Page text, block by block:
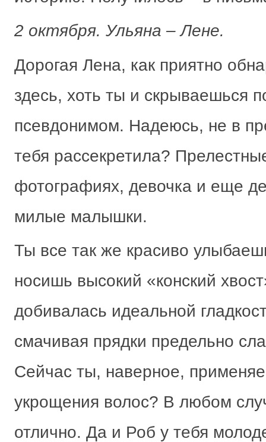
2 октября. Ульяна – Лене.
Дорогая Лена, как приятно
здесь, хоть ты и скрываешься
псевдонимом. Надеюсь, не в
тебя рассекретила?
фотографиях, девочка и еще
милые малышки.
Ты все так же красиво
носишь высокий «конский
добивалась идеальной
смачивая прядки предельно
Сейчас ты, наверное,
укрощения волос? В любом
отлично. Да и Роб у тебя